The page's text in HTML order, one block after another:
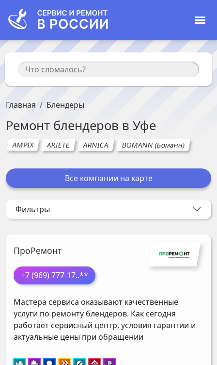
Главная Блендеры
Ремонт блендеров в Уфе
AMPIX ARIETE ARNICA BOMANN (Боманн)
Все компании на карте
Фильтры
ПроРемонт
+7 (969) 777-17..**
Мастера сервиса оказывают качественные
услуги по ремонту блендеров. Как сегодня
работает сервисный центр, условия гарантии и
актуальные цены при обращении